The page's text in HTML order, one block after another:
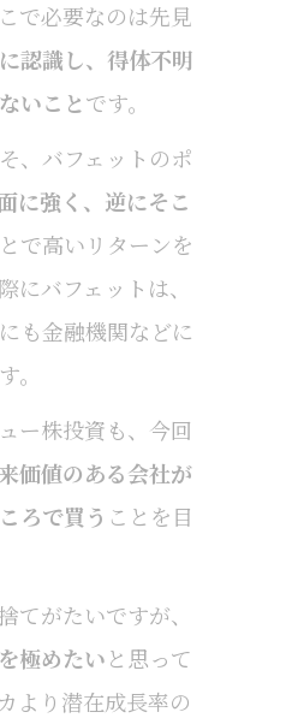
で必要なのは先見
認識し、得体不明
いことです。
、バフェットのポ
に強く、逆にそこ
で高いリターンを
にバフェットは、
も金融機関などに
。
ー株投資も、今回
価値のある会社が
ろで買う ことを目
てがたいですが、
極めたいと思って
より潜在成長率の